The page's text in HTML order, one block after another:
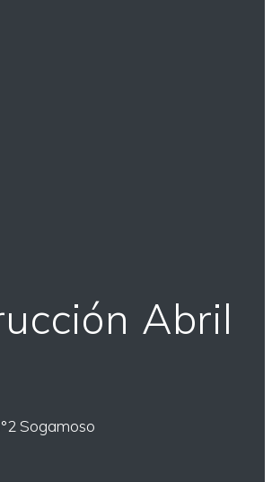
Abril
Sogamoso